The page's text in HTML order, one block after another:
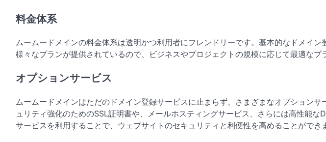
料金体系
ムームードメインの料金体系は透明かつ利用者にフレンドリーです。基本的なドメイン
様々なプランが提供されているので、ビジネスやプロジェクトの規模に応じて最適なプ
オプションサービス
ムームードメインはただのドメイン登録サービスに止まらず、さまざまなオプション
ュリティ強化のためのSSL証明書や、メールホスティングサービス、さらには高性能
サービスを利用することで、ウェブサイトのセキュリティと利便性を高めることができ